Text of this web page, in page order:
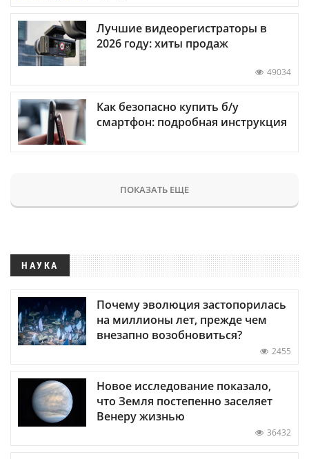
Лучшие видеорегистраторы в
2026 году: хиты продаж
49034
Как безопасно купить б/у
смартфон: подробная инструкция
ПОКАЗАТЬ ЕЩЕ
НАУКА
Почему эволюция застопорилась
на миллионы лет, прежде чем
внезапно возобновиться?
2455
Новое исследование показало,
что Земля постепенно заселяет
Венеру жизнью
36432